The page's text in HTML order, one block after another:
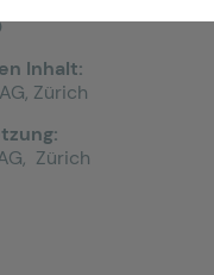
Inhalt:
Zürich
Zürich